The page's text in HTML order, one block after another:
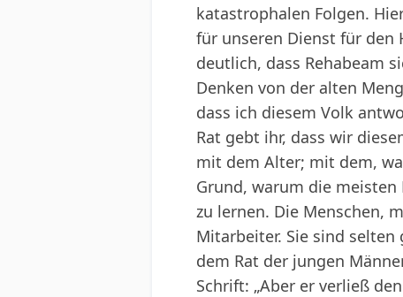
katastrophalen Folgen.
für unseren Dienst für den
deutlich, dass Rehabeam
Denken von der alten
dass ich diesem Volk
Rat gebt ihr, dass wir
mit dem Alter; mit dem,
Grund, warum die meisten
zu lernen. Die Menschen,
Mitarbeiter. Sie sind
dem Rat der jungen
Schrift: „Aber er verließ